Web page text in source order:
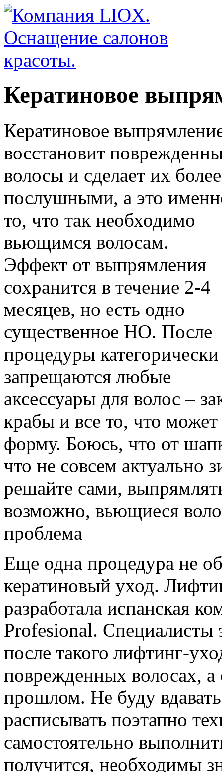
Кератиновое
Кератиновое
восстановит
волосы и сделает их более
послушными, а это
то, что так необходимо
вьющимся волосам.
Эффект от выпрямления
сохранится в течение 2-4
месяцев, но есть одно
существенное НО. После
процедуры категорически
запрещаются любые
аксессуары для волос –
крабы и все то, что
форму. Боюсь, что от
что не совсем
решайте сами,
возможно, вьющиеся
проблема
Еще одна процедура не
кератиновый уход.
разработала испанская
Profesional. Специалисты
после такого лифтинг-
поврежденных волосах, а
прошлом. Не буду
расписывать поэтапно
самостоятельно
получится, необходимы